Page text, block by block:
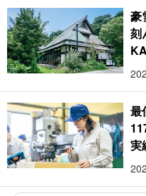
豪
刻
最
実